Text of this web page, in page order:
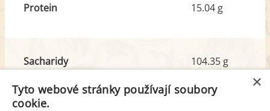
Protein 15.04 g
Sacharidy
z toho cukr
104.35 g
3.50 g
×
Tyto webové stránky používají soubory
cookie.